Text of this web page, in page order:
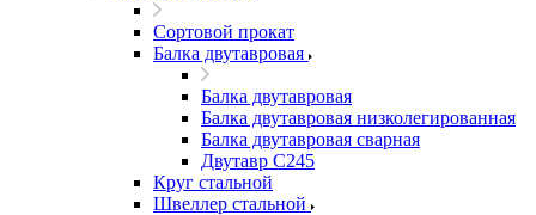
Сортовой прокат
Балка двутавровая
Балка двутавровая
Балка двутавровая низколегированная
Балка двутавровая сварная
Двутавр С245
Круг стальной
Швеллер стальной